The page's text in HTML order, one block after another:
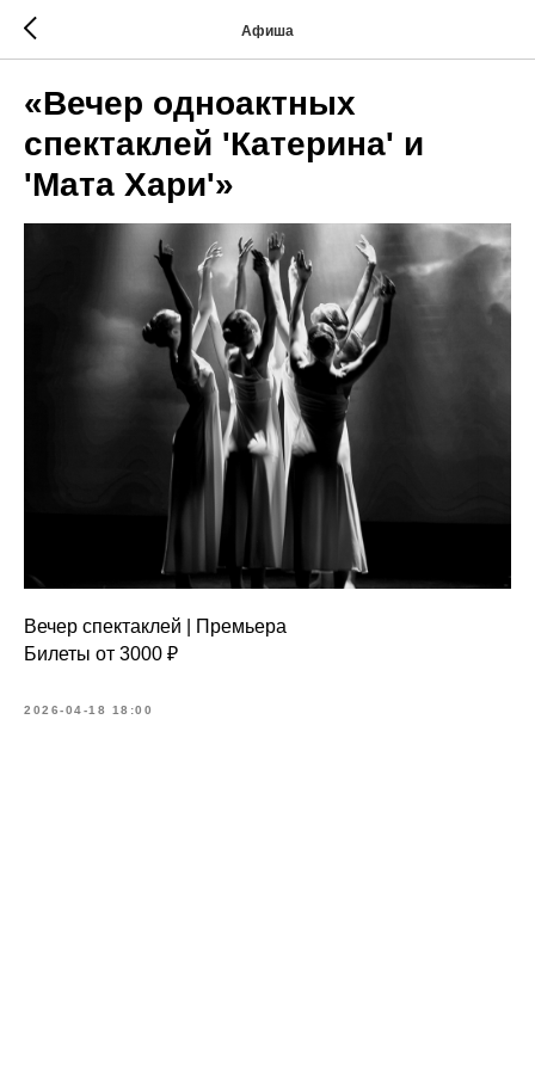
Афиша
«Вечер одноактных
спектаклей 'Катерина' и
'Мата Хари'»
Вечер спектаклей | Премьера
Билеты от 3000 ₽
2026-04-18 18:00